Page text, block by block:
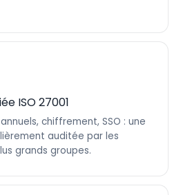
ISO 27001
chiffrement, SSO : une
auditée par les
grands groupes.